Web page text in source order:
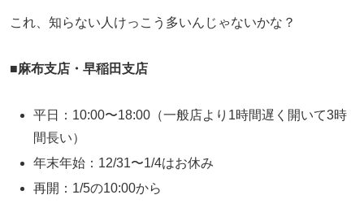
これ、知らない人けっこう多いんじゃないかな？
■麻布支店・早稲田支店
平日：10:00〜18:00（一般店より1時間遅く開いて3時
間長い）
年末年始：12/31〜1/4はお休み
再開：1/5の10:00から